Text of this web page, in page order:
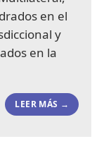
en el
y
en la
LEER MÁS →